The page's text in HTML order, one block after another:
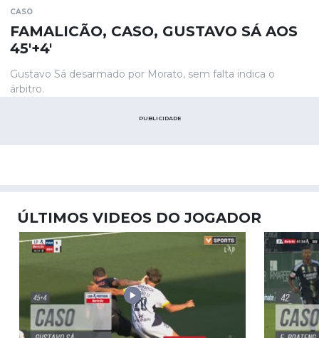
CASO
FAMALICÃO, CASO, GUSTAVO SÁ AOS
45'+4'
Gustavo Sá desarmado por Morato, sem falta indica o
árbitro.
PUBLICIDADE
ÚLTIMOS VIDEOS DO JOGADOR